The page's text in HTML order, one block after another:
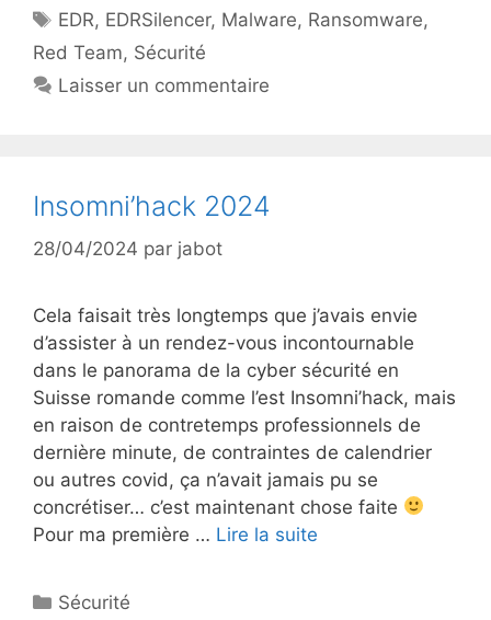
Étiquettes
EDR, EDRSilencer, Malware, Ransomware,
Red Team, Sécurité
Laisser un commentaire
Insomni’hack 2024
28/04/2024 par jabot
Cela faisait très longtemps que j’avais envie
d’assister à un rendez-vous incontournable
dans le panorama de la cyber sécurité en
Suisse romande comme l’est Insomni’hack, mais
en raison de contretemps professionnels de
dernière minute, de contraintes de calendrier
ou autres covid, ça n’avait jamais pu se
concrétiser… c’est maintenant chose faite
Pour ma première … Lire la suite
Catégories
Sécurité